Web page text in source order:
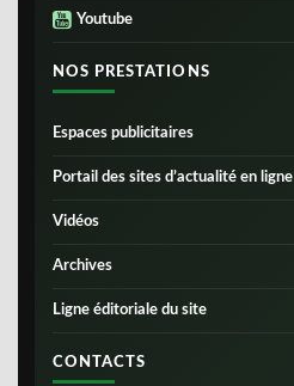
Youtube
NOS PRESTATIONS
Espaces publicitaires
Portail des sites d’actualité en ligne
Vidéos
Archives
Ligne éditoriale du site
CONTACTS